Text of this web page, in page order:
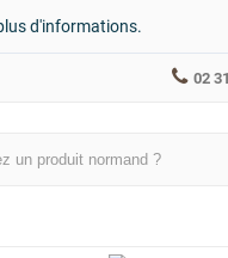
d'informations.
02